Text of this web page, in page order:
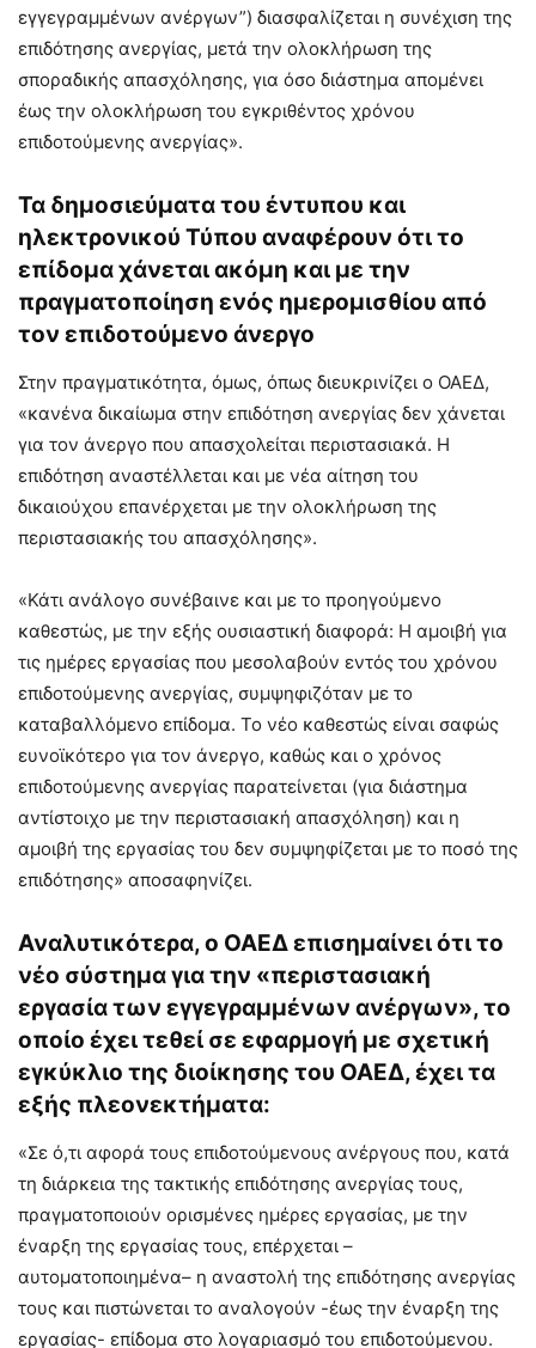
εγγεγραμμένων ανέργων”) διασφαλίζεται η συνέχιση της
επιδότησης ανεργίας, μετά την ολοκλήρωση της
σποραδικής απασχόλησης, για όσο διάστημα απομένει
έως την ολοκλήρωση του εγκριθέντος χρόνου
επιδοτούμενης ανεργίας».
Τα δημοσιεύματα του έντυπου και
ηλεκτρονικού Τύπου αναφέρουν ότι το
επίδομα χάνεται ακόμη και με την
πραγματοποίηση ενός ημερομισθίου από
τον επιδοτούμενο άνεργο
Στην πραγματικότητα, όμως, όπως διευκρινίζει ο ΟΑΕΔ,
«κανένα δικαίωμα στην επιδότηση ανεργίας δεν χάνεται
για τον άνεργο που απασχολείται περιστασιακά. Η
επιδότηση αναστέλλεται και με νέα αίτηση του
δικαιούχου επανέρχεται με την ολοκλήρωση της
περιστασιακής του απασχόλησης».
«Κάτι ανάλογο συνέβαινε και με το προηγούμενο
καθεστώς, με την εξής ουσιαστική διαφορά: Η αμοιβή για
τις ημέρες εργασίας που μεσολαβούν εντός του χρόνου
επιδοτούμενης ανεργίας, συμψηφιζόταν με το
καταβαλλόμενο επίδομα. Το νέο καθεστώς είναι σαφώς
ευνοϊκότερο για τον άνεργο, καθώς και ο χρόνος
επιδοτούμενης ανεργίας παρατείνεται (για διάστημα
αντίστοιχο με την περιστασιακή απασχόληση) και η
αμοιβή της εργασίας του δεν συμψηφίζεται με το ποσό της
επιδότησης» αποσαφηνίζει.
Αναλυτικότερα, ο ΟΑΕΔ επισημαίνει ότι το
νέο σύστημα για την «περιστασιακή
εργασία των εγγεγραμμένων ανέργων», το
οποίο έχει τεθεί σε εφαρμογή με σχετική
εγκύκλιο της διοίκησης του ΟΑΕΔ, έχει τα
εξής πλεονεκτήματα:
«Σε ό,τι αφορά τους επιδοτούμενους ανέργους που, κατά
τη διάρκεια της τακτικής επιδότησης ανεργίας τους,
πραγματοποιούν ορισμένες ημέρες εργασίας, με την
έναρξη της εργασίας τους, επέρχεται –
αυτοματοποιημένα– η αναστολή της επιδότησης ανεργίας
τους και πιστώνεται το αναλογούν -έως την έναρξη της
εργασίας- επίδομα στο λογαριασμό του επιδοτούμενου.